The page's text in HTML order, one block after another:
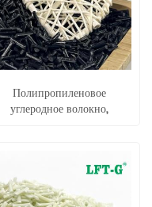
Полипропиленовое
углеродное волокно,